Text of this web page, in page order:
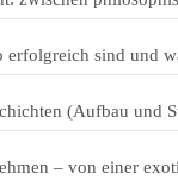
erfolgreich sind und
(Aufbau und
– von einer